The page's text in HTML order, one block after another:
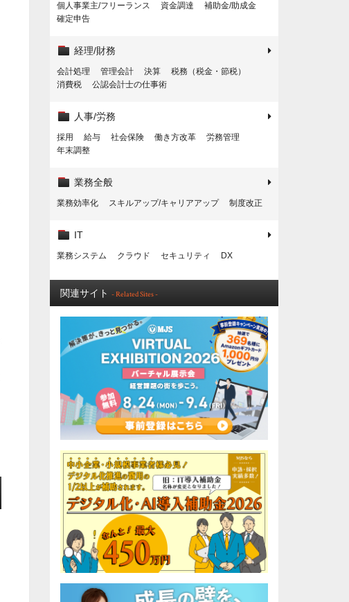
個人事業主/フリーランス
資金調達
補助金/助成金
確定申告
経理/財務
会計処理 管理会計 決算
税務（税金・節税）
消費税
公認会計士の仕事術
人事/労務
採用 給与 社会保険 働き方改革
労務管理
年末調整
業務全般
業務効率化 スキルアップ/キャリアアップ 制度改正
IT
業務システム クラウド セキュリティ DX
関連サイト - Related Sites -